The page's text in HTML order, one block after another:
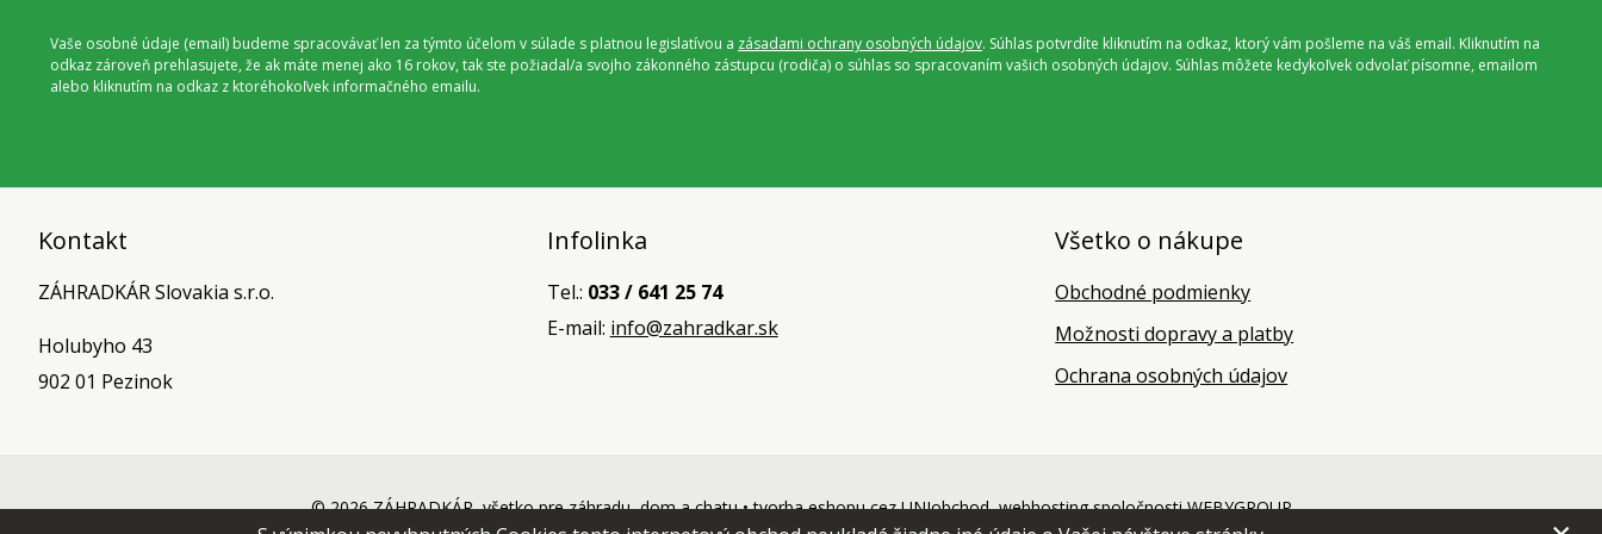
Vaše osobné údaje (email) budeme spracovávať len za týmto účelom v súlade s platnou legislatívou a zásadami ochrany osobných údajov. Súhlas potvrdíte kliknutím na odkaz, ktorý vám pošleme na váš email. Kliknutím na
odkaz zároveň prehlasujete, že ak máte menej ako 16 rokov, tak ste požiadal/a svojho zákonného zástupcu (rodiča) o súhlas so spracovaním vašich osobných údajov. Súhlas môžete kedykoľvek odvolať písomne, emailom
alebo kliknutím na odkaz z ktoréhokoľvek informačného emailu.
Kontakt
ZÁHRADKÁR Slovakia s.r.o.
Holubyho 43
902 01 Pezinok
Infolinka
Tel.: 033 / 641 25 74
E-mail: info@zahradkar.sk
Všetko o nákupe
Obchodné podmienky
Možnosti dopravy a platby
Ochrana osobných údajov
© 2026 ZÁHRADKÁR, všetko pre záhradu, dom a chatu •tvorba eshopu cez UNIobchod,webhostingspoločnostiWEBYGROUP